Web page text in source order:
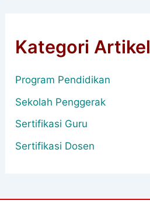
Kategori Artikel
Program Pendidikan
Sekolah Penggerak
Sertifikasi Guru
Sertifikasi Dosen